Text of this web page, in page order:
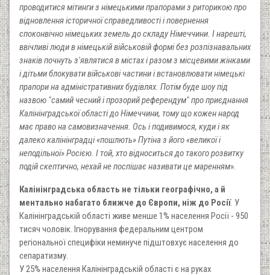
проводитися мітинги з німецькими прапорами з риторикою про
відновлення історичної справедливості і повернення
споконвічно німецьких земель до складу Німеччини. І нарешті,
ввічливі люди в німецькій військовій формі без розпізнавальних
знаків почнуть з'являтися в містах і разом з місцевими жінками
і дітьми блокувати військові частини і встановлювати німецькі
прапори на адміністративних будівлях. Потім буде шоу під
назвою "самий чесний і прозорий референдум" про приєднання
Калінінградської області до Німеччини, тому що кожен народ
має право на самовизначення. Ось і подивимося, куди і як
далеко калінінградці «пошлють» Путіна з його «великої і
неподільної» Росією. І той, хто відноситься до такого розвитку
подій скептично, нехай не поспішає називати це маренням».
Калінінградська область не тільки географічно, а й
ментально набагато ближче до Європи, ніж до Росії. У
Калінінградській області живе менше 1% населення Росії - 950
тисяч чоловік. Ігнорування федеральним центром
регіональної специфіки неминуче підштовхує населення до
сепаратизму.
У 25% населення Калінінградській області є на руках